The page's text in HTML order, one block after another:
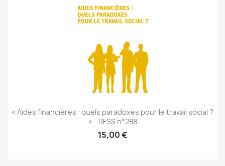
« Aides financières : quels paradoxes pour le travail social ?
» - RFSS n°288
15,00 €